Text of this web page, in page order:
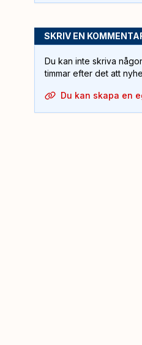
SKRIV EN
Du kan inte skriva
timmar efter det att
Du kan skapa en